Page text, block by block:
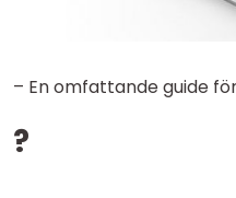
– En omfattande guide
?